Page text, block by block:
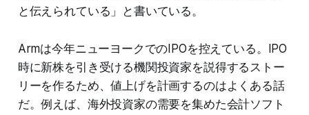
と伝えられている」と書いている。
Armは今年ニューヨークでのIPOを控えている。IPO
時に新株を引き受ける機関投資家を説得するストー
リーを作るため、値上げを計画するのはよくある話
だ。例えば、海外投資家の需要を集めた会計ソフト